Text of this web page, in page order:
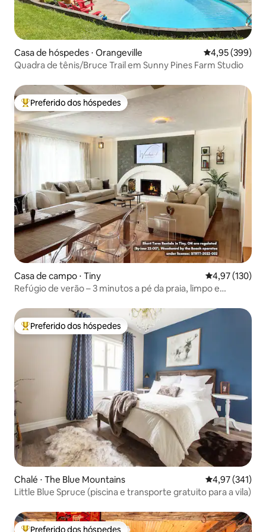
Casa de hóspedes ⋅ Orangeville 4,95 de uma
4,95 (399)
Quadra de tênis/Bruce Trail em Sunny Pines Farm Studio
Entre os melhores preferidos dos hóspedes
Preferido dos hóspedes
Casa de campo ⋅ Tiny 4,97 de uma
4,97 (130)
Refúgio de verão – 3 minutos a pé da praia, limpo e
Entre os melhores preferidos dos hóspedes
Preferido dos hóspedes
Chalé ⋅ The Blue Mountains 4,97 de uma
4,97 (341)
Little Blue Spruce (piscina e transporte gratuito para a vila)
Preferido dos hóspedes